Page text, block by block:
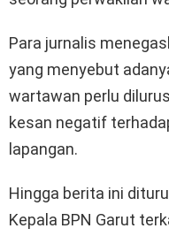
Para jurnalis
yang menyebut
wartawan perlu
kesan negatif
lapangan.
Hingga berita ini
Kepala BPN Garut